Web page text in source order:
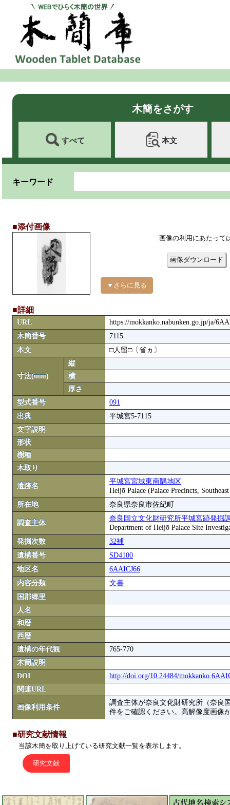
木簡をさがす
すべて 本文
キーワード
■添付画像
▼さらに見る
画像の利用にあたって
画像ダウンロード
■詳細
URL
https://mokkanko.nabunken.go.jp/ja/
木簡番号
7115
本文
□人留□〔省ヵ〕
寸法(mm)
縦
横
厚さ
型式番号
091
出典
平城宮5-7115
文字説明
形状
樹種
木取り
遺跡名
平城宮宮域東南隅地区
Heijō Palace (Palace Precincts,
所在地
奈良県奈良市佐紀町
調査主体
奈良国立文化財研究所平城宮跡発掘
Department of Heijō Palace Site
発掘次数
32補
遺構番号
SD4100
地区名
6AAICJ66
内容分類
文書
国郡郷里
人名
和暦
西暦
遺構の年代観
765-770
木簡説明
DOI
http://doi.org/10.24484/
関連URL
画像利用条件
調査主体が奈良文化財研究所（奈良
件をご確認ください。高解像度画像
■研究文献情報
当該木簡を取り上げている研究文献一覧を表示します。
研究文献